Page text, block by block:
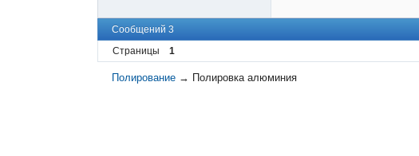
Сообщений 3
Страницы
1
Полирование → Полировка алюминия